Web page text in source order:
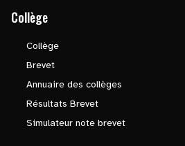
Collège
Collège
Brevet
Annuaire des collèges
Résultats Brevet
Simulateur note brevet